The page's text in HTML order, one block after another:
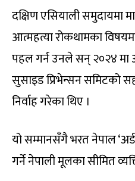
दक्षिण एसियाली समुदायमा
आत्महत्या रोकथामका
पहल गर्न उनले सन् २०२४
सुसाइड प्रिभेन्सन समिटको
निर्वाह गरेका थिए ।
यो सम्मानसँगै भरत नेपाल
गर्ने नेपाली मूलका सीमित